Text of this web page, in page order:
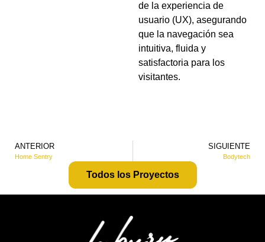
de la experiencia de
usuario (UX), asegurando
que la navegación sea
intuitiva, fluida y
satisfactoria para los
visitantes.
ANTERIOR
Home Sentry
SIGUIENTE
Bodytech
Todos los Proyectos